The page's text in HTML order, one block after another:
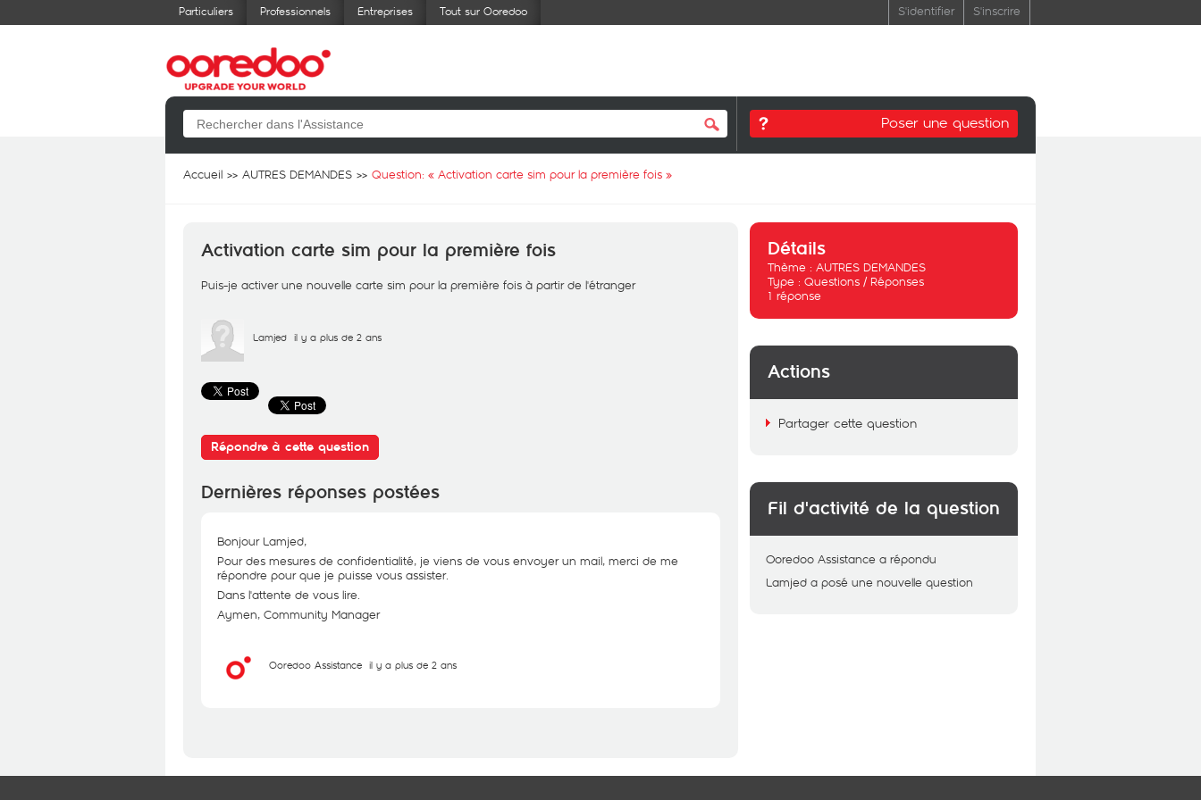
Particuliers Professionnels Entreprises Tout sur Ooredoo S'identifier S'inscrire
Poser une question
Accueil AUTRES DEMANDES Question: « Activation carte sim pour la première fois »
Activation carte sim pour la première fois
Puis-je activer une nouvelle carte sim pour la première fois à partir de l'étranger
Lamjed il y a plus de 2 ans
Répondre à cette question
Dernières réponses postées
Bonjour Lamjed,
Pour des mesures de confidentialité, je viens de vous envoyer un mail, merci de me
répondre pour que je puisse vous assister.
Dans l'attente de vous lire.
Aymen, Community Manager
Ooredoo Assistance il y a plus de 2 ans
Détails
Thème : AUTRES DEMANDES
Type : Questions / Réponses
1 réponse
Actions
Partager cette question
Fil d'activité de la question
Ooredoo Assistance a répondu
Lamjed a posé une nouvelle question